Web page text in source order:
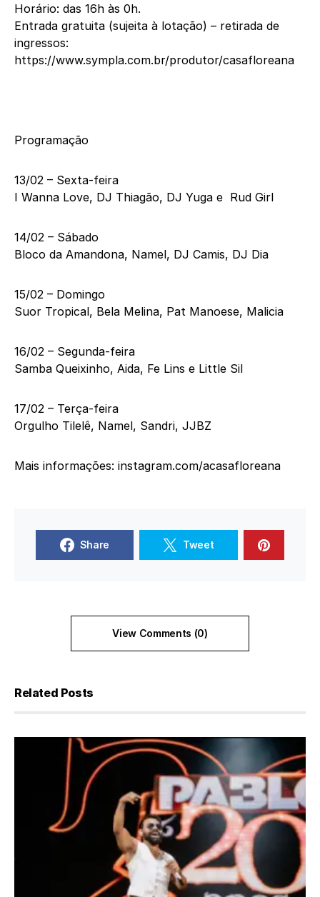
Horário: das 16h às 0h.
Entrada gratuita (sujeita à lotação) – retirada de
ingressos:
https://www.sympla.com.br/produtor/casafloreana
Programação
13/02 – Sexta-feira
I Wanna Love, DJ Thiagão, DJ Yuga e Rud Girl
14/02 – Sábado
Bloco da Amandona, Namel, DJ Camis, DJ Dia
15/02 – Domingo
Suor Tropical, Bela Melina, Pat Manoese, Malicia
16/02 – Segunda-feira
Samba Queixinho, Aida, Fe Lins e Little Sil
17/02 – Terça-feira
Orgulho Tilelê, Namel, Sandri, JJBZ
Mais informações: instagram.com/acasafloreana
Share Tweet
View Comments (0)
Related Posts